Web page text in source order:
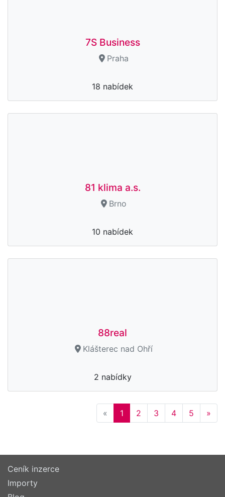
7S Business
Praha
18 nabídek
81 klima a.s.
Brno
10 nabídek
88real
Klášterec nad Ohří
2 nabídky
« Previous
1 2 3 4 5 »
Ceník inzerce
Importy